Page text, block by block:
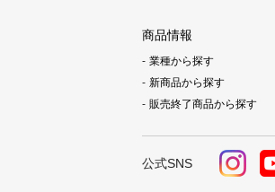
商品情報
業種から探す
新商品から探す
販売終了商品から探す
公式SNS